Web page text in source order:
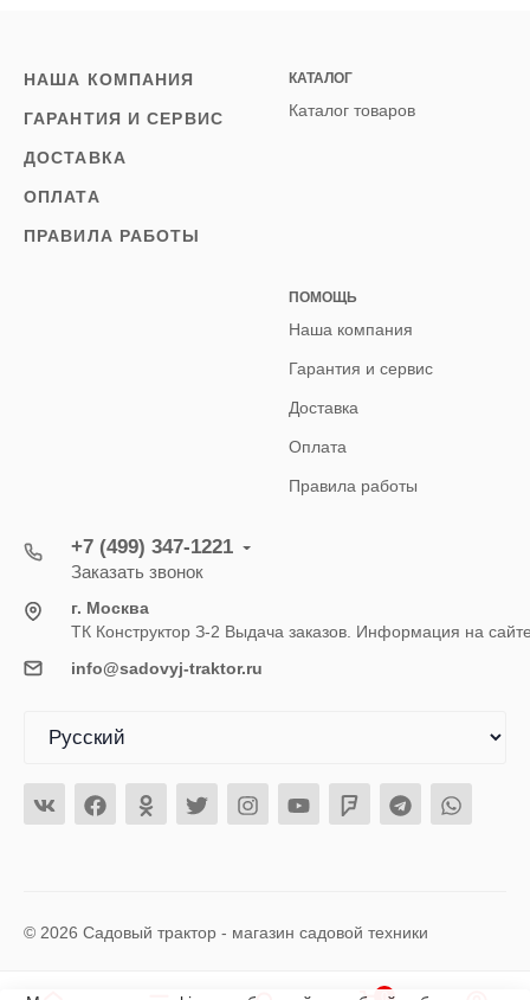
НАША КОМПАНИЯ
ГАРАНТИЯ И СЕРВИС
ДОСТАВКА
ОПЛАТА
ПРАВИЛА РАБОТЫ
КАТАЛОГ
Каталог товаров
ПОМОЩЬ
Наша компания
Гарантия и сервис
Доставка
Оплата
Правила работы
+7 (499) 347-1221
Заказать звонок
г. Москва
ТК Конструктор З-2 Выдача заказов. Информация на
info@sadovyj-traktor.ru
© 2026 Садовый трактор - магазин садовой техники